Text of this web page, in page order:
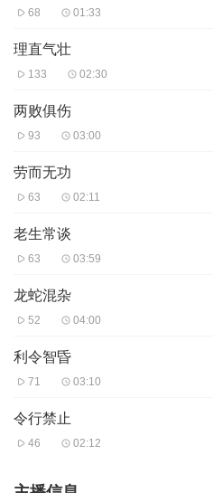
68 01:33
理直气壮
133 02:30
两败俱伤
93 03:00
劳而无功
63 02:11
老生常谈
63 03:59
龙蛇混杂
52 04:00
利令智昏
71 03:10
令行禁止
46 02:12